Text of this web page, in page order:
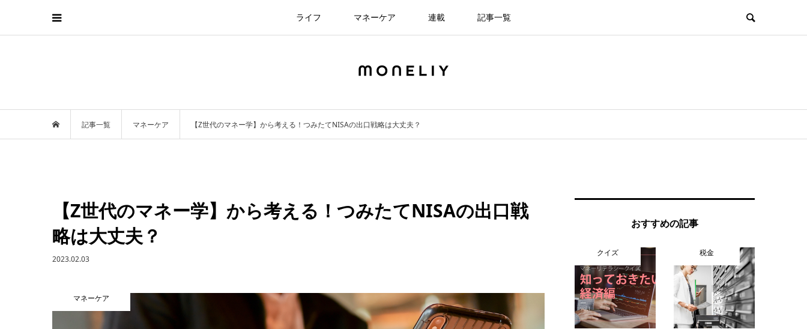
ライフ マネーケア 連載 記事一覧
記事一覧 マネーケア 【Z世代のマネー学】から考える！つみたてNISAの出口戦略は大丈夫？
【Z世代のマネー学】から考える！つみたてNISAの出口戦
略は大丈夫？
2023.02.03
マネーケア
おすすめの記事
クイズ 税金